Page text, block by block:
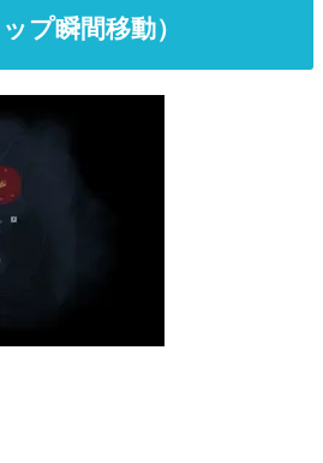
プ瞬間移動）